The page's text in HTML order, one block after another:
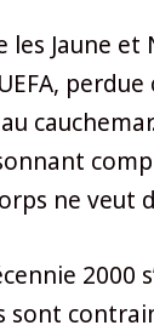
les Jaune
ne